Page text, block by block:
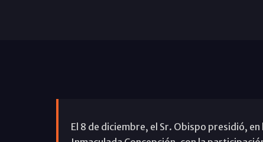
El 8 de diciembre, el Sr. Obispo presidió,